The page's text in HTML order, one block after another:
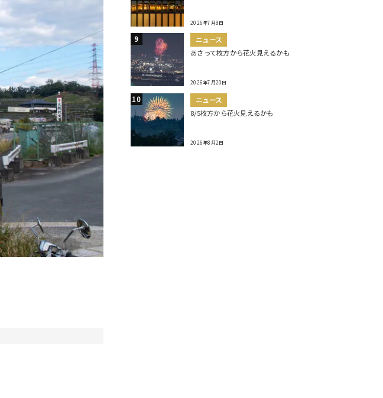
2026年7月8日
ニュース
あさって枚方から花火見えるかも
2026年7月20日
ニュース
8/5枚方から花火見えるかも
2026年8月2日